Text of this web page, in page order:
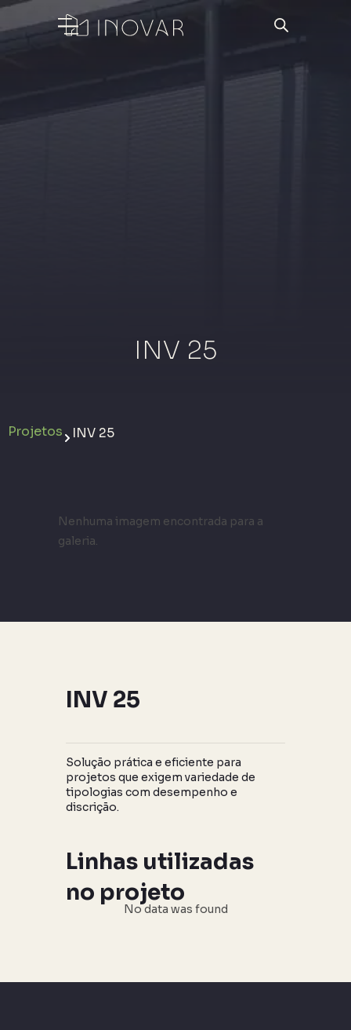
INV 25
Projetos INV 25
Nenhuma imagem encontrada para a
galeria.
INV 25
Solução prática e eficiente para
projetos que exigem variedade de
tipologias com desempenho e
discrição.
Linhas utilizadas
no projeto
No data was found